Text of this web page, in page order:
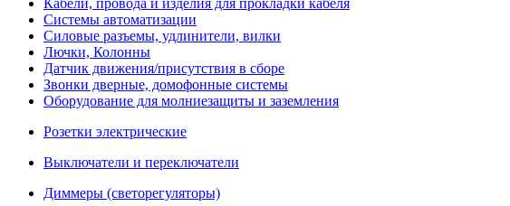
Кабели, провода и изделия для прокладки кабеля
Системы автоматизации
Силовые разъемы, удлинители, вилки
Лючки, Колонны
Датчик движения/присутствия в сборе
Звонки дверные, домофонные системы
Оборудование для молниезащиты и заземления
Розетки электрические
Выключатели и переключатели
Диммеры (светорегуляторы)